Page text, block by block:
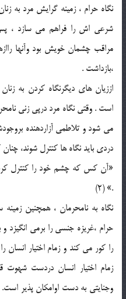
نگاه حرام ، زمينه گرايش مرد به
شرعي اش را فراهم مي سازد ،
مراقب چشمان خويش بود وآنها
،بازداشت .
اززيان هاي ديگرنگاه کردن به
است . وقتي نگاه مرد درپي زني
مي شود و تلاطمي آزاردهنده
دردي بايد نگاه ها کنترل شوند،
«آن کس که چشم خود را کنترل کرد
.» (2)
نگاه به نامحرمان ، همچنين
حرام ،غريزه جنسي را برمي
را کور مي کند و زمام اختيار
زمام اختيار انسان دردست شهوت
وجنايتي به دست اوامکان پذير